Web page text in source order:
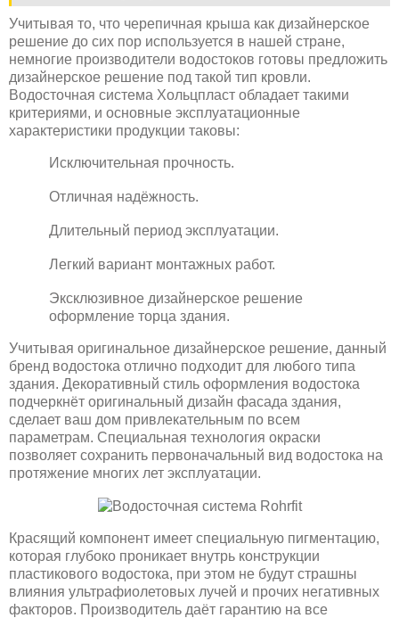
Учитывая то, что черепичная крыша как дизайнерское
решение до сих пор используется в нашей стране,
немногие производители водостоков готовы предложить
дизайнерское решение под такой тип кровли.
Водосточная система Хольцпласт обладает такими
критериями, и основные эксплуатационные
характеристики продукции таковы:
Исключительная прочность.
Отличная надёжность.
Длительный период эксплуатации.
Легкий вариант монтажных работ.
Эксклюзивное дизайнерское решение
оформление торца здания.
Учитывая оригинальное дизайнерское решение, данный
бренд водостока отлично подходит для любого типа
здания. Декоративный стиль оформления водостока
подчеркнёт оригинальный дизайн фасада здания,
сделает ваш дом привлекательным по всем
параметрам. Специальная технология окраски
позволяет сохранить первоначальный вид водостока на
протяжение многих лет эксплуатации.
Красящий компонент имеет специальную пигментацию,
которая глубоко проникает внутрь конструкции
пластикового водостока, при этом не будут страшны
влияния ультрафиолетовых лучей и прочих негативных
факторов. Производитель даёт гарантию на все